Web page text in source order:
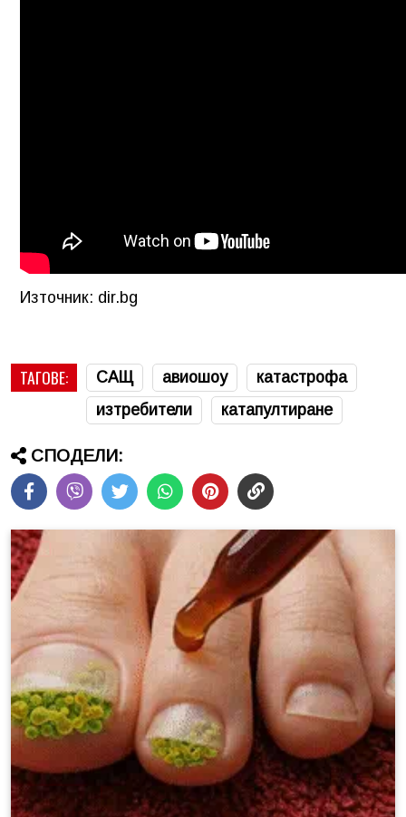
Източник: dir.bg
ТАГОВЕ: САЩ авиошоу
катастрофа
изтребители
катапултиране
СПОДЕЛИ: